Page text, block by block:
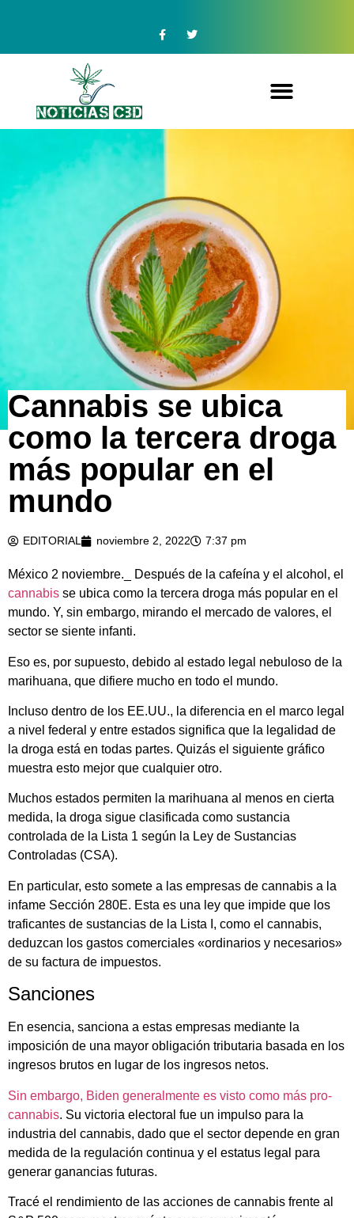
Cannabis se ubica
como la tercera droga
más popular en el
mundo
EDITORIAL noviembre 2, 2022 7:37 pm
México 2 noviembre._ Después de la cafeína y el alcohol, el
cannabis se ubica como la tercera droga más popular en el
mundo. Y, sin embargo, mirando el mercado de valores, el
sector se siente infanti.
Eso es, por supuesto, debido al estado legal nebuloso de la
marihuana, que difiere mucho en todo el mundo.
Incluso dentro de los EE.UU., la diferencia en el marco legal
a nivel federal y entre estados significa que la legalidad de
la droga está en todas partes. Quizás el siguiente gráfico
muestra esto mejor que cualquier otro.
Muchos estados permiten la marihuana al menos en cierta
medida, la droga sigue clasificada como sustancia
controlada de la Lista 1 según la Ley de Sustancias
Controladas (CSA).
En particular, esto somete a las empresas de cannabis a la
infame Sección 280E. Esta es una ley que impide que los
traficantes de sustancias de la Lista I, como el cannabis,
deduzcan los gastos comerciales «ordinarios y necesarios»
de su factura de impuestos.
Sanciones
En esencia, sanciona a estas empresas mediante la
imposición de una mayor obligación tributaria basada en los
ingresos brutos en lugar de los ingresos netos.
Sin embargo, Biden generalmente es visto como más pro-
cannabis. Su victoria electoral fue un impulso para la
industria del cannabis, dado que el sector depende en gran
medida de la regulación continua y el estatus legal para
generar ganancias futuras.
Tracé el rendimiento de las acciones de cannabis frente al